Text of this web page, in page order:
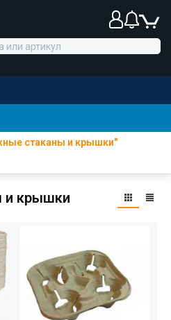
стаканы и крышки"
и крышки